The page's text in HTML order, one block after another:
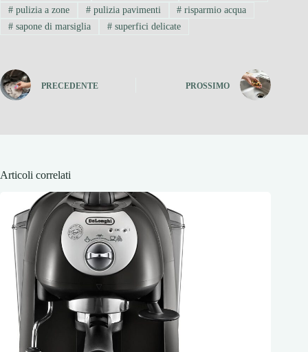
#pulizia a zone #pulizia pavimenti # risparmio acqua
#sapone di marsiglia #superfici delicate
PRECEDENTE PROSSIMO
Articoli correlati